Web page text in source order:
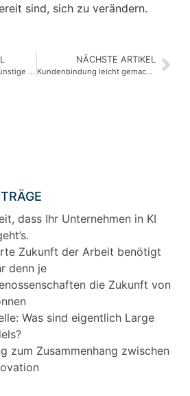
sind, sich zu verändern.
Einfache und kostengünstige Online-Marketing-Taktiken für Selbstständige
NÄCHSTE ARTIKEL
Kundenbindung leicht gemacht: Tipps für KMUs, um wiederkehrende Kunden zu gewinnen
dass Ihr Unternehmen in KI
Zukunft der Arbeit benötigt
denn je
die Zukunft von
Was sind eigentlich Large
zum Zusammenhang zwischen